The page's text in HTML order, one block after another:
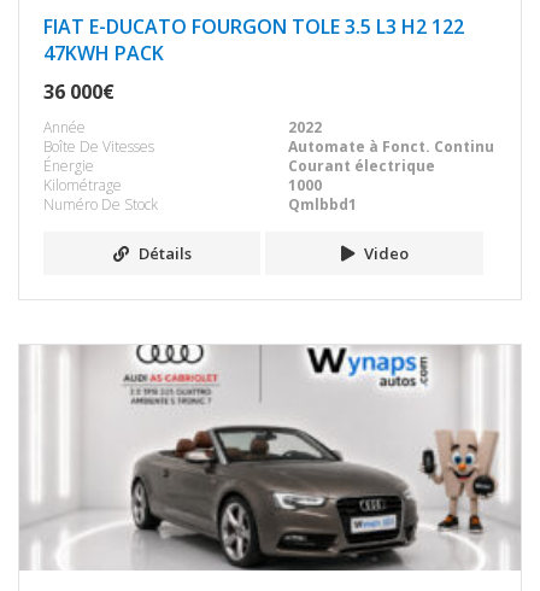
FIAT E-DUCATO FOURGON TOLE 3.5 L3 H2 122
47KWH PACK
36 000€
Année
2022
Boîte De Vitesses
Automate à Fonct. Continu
Énergie
Courant électrique
Kilométrage
1000
Numéro De Stock
Qmlbbd1
Détails Video